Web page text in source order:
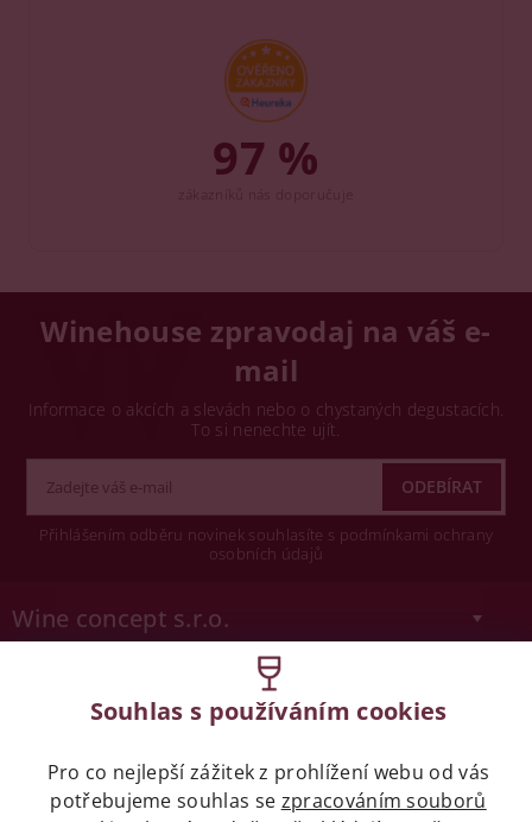
97 %
Winehouse zpravodaj na váš e-
mail
Informace o akcích a slevách nebo o chystaných degustacích.
To si nenechte ujít.
Přihlášením odběru novinek souhlasíte s podmínkami ochrany
osobních údajů
Wine concept s.r.o.
mladších 18 let.
Souhlas s používáním cookies
Pro co nejlepší zážitek z prohlížení webu od vás
potřebujeme souhlas se zpracováním souborů